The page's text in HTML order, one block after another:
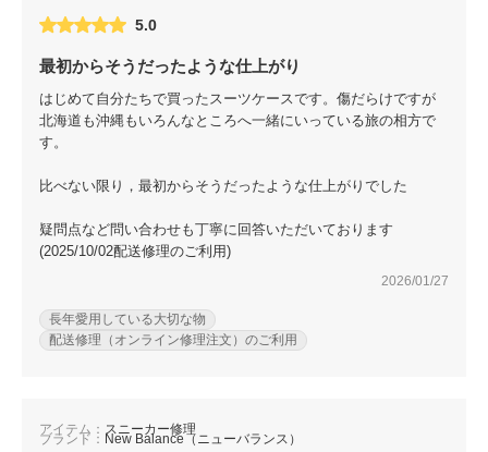
5.0
最初からそうだったような仕上がり
はじめて自分たちで買ったスーツケースです。傷だらけですが
北海道も沖縄もいろんなところへ一緒にいっている旅の相方で
す。
比べない限り，最初からそうだったような仕上がりでした
疑問点など問い合わせも丁寧に回答いただいております
(2025/10/02配送修理のご利用)
2026/01/27
長年愛用している大切な物
配送修理（オンライン修理注文）のご利用
アイテム： スニーカー修理
ブランド： New Balance（ニューバランス）